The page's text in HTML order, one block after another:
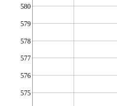
575
576
577
578
579
580